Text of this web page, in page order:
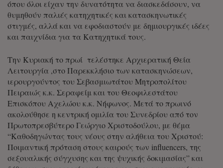
όπου όλοι είχαν την δυνατότητα να διασκεδάσουν, να
θυμηθούν παλιές κατηχητικές και κατασκηνωτικές
στιγμές, αλλά και να εφοδιαστούν με δημιουργικές ιδέες
και παιχνίδια για τα Κατηχητικά τους.
Την Κυριακή το πρωί τελέστηκε Αρχιερατική Θεία
Λειτουργία ,στο Παρεκκλήσιο των κατασκηνώσεων,
ιερουργούντος του Σεβασμιωτάτου Μητροπολίτου
Πειραιώς κ.κ. Σεραφείμ και του Θεοφιλεστάτου
Επισκόπου Αχελώου κ.κ. Νήφωνος. Μετά το πρωινό
ακολούθησε η κεντρική ομιλία του Συνεδρίου από τον
Πρωτοπρεσβύτερο Γεώργιο Χριστοδούλου, με θέμα
“Καθοδηγώντας τους νέους στην αλήθεια του Χριστού:
Ποιμαντική πρόταση στους καιρούς των influencers, της
σεξουαλικής σύγχυσης και της ψυχικής δοκιμασίας” και